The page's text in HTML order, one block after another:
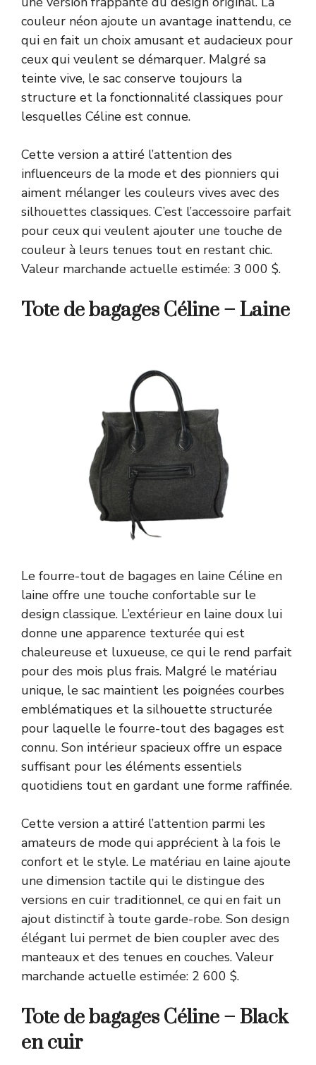
couleur néon ajoute un avantage inattendu, ce
qui en fait un choix amusant et audacieux pour
ceux qui veulent se démarquer. Malgré sa
teinte vive, le sac conserve toujours la
structure et la fonctionnalité classiques pour
lesquelles Céline est connue.
Cette version a attiré l’attention des
influenceurs de la mode et des pionniers qui
aiment mélanger les couleurs vives avec des
silhouettes classiques. C’est l’accessoire parfait
pour ceux qui veulent ajouter une touche de
couleur à leurs tenues tout en restant chic.
Valeur marchande actuelle estimée: 3 000 $.
Tote de bagages Céline – Laine
Le fourre-tout de bagages en laine Céline en
laine offre une touche confortable sur le
design classique. L’extérieur en laine doux lui
donne une apparence texturée qui est
chaleureuse et luxueuse, ce qui le rend parfait
pour des mois plus frais. Malgré le matériau
unique, le sac maintient les poignées courbes
emblématiques et la silhouette structurée
pour laquelle le fourre-tout des bagages est
connu. Son intérieur spacieux offre un espace
suffisant pour les éléments essentiels
quotidiens tout en gardant une forme raffinée.
Cette version a attiré l’attention parmi les
amateurs de mode qui apprécient à la fois le
confort et le style. Le matériau en laine ajoute
une dimension tactile qui le distingue des
versions en cuir traditionnel, ce qui en fait un
ajout distinctif à toute garde-robe. Son design
élégant lui permet de bien coupler avec des
manteaux et des tenues en couches. Valeur
marchande actuelle estimée: 2 600 $.
Tote de bagages Céline – Black
en cuir